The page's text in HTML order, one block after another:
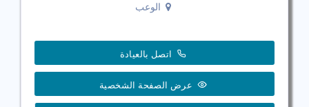
الوعب
اتصل بالعيادة
عرض الصفحة الشخصية